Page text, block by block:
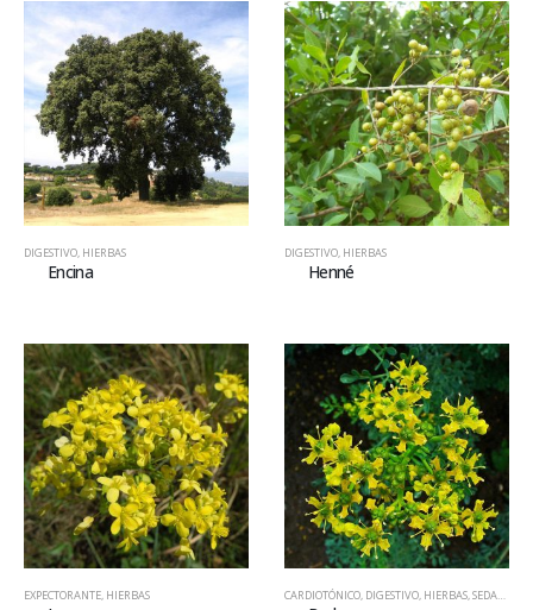
DIGESTIVO HIERBAS
Encina
DIGESTIVO HIERBAS
Henné
EXPECTORANTE, HIERBAS CARDIOTÓNICO, DIGESTIVO, HIERBAS,SEDANTE NERVIOSO